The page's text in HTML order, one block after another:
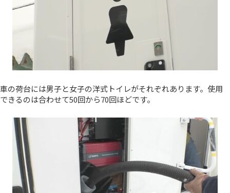
車の荷台には男子と女子の洋式トイレがそれぞれあります。使用
できるのは合わせて50回から70回ほどです。